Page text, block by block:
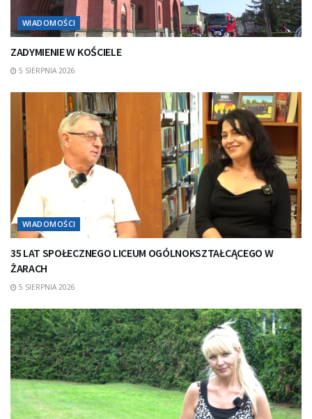
WIADOMOŚCI
ZADYMIENIE W KOŚCIELE
5 SIERPNIA 2026
WIADOMOŚCI
35 LAT SPOŁECZNEGO LICEUM OGÓLNOKSZTAŁCĄCEGO W
ŻARACH
5 SIERPNIA 2026